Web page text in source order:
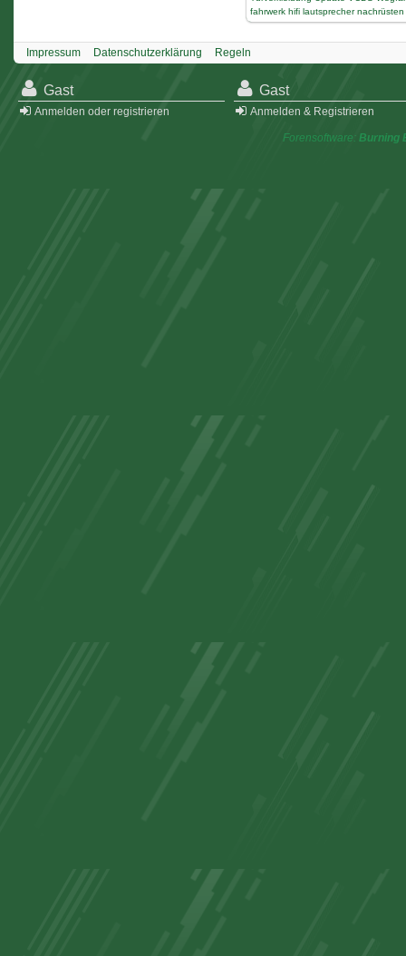
fahrwerk hifi lautsprecher nachrüsten
Impressum Datenschutzerklärung Regeln
Gast
Anmelden oder registrieren
Gast
Anmelden & Registrieren
Forensoftware: Burning